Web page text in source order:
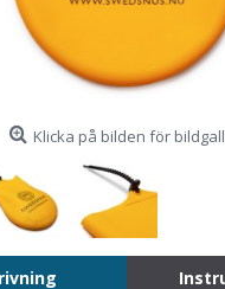
Klicka på bilden för